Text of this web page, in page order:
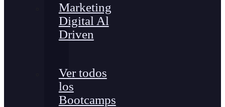
Marketing
Digital Al
Driven
Ver todos
los
Bootcamps